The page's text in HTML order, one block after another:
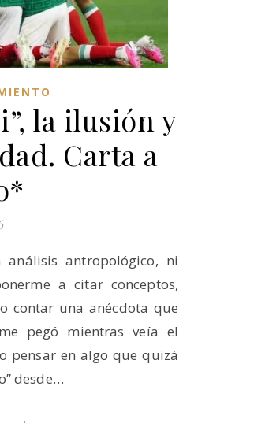
la ilusión y
Carta a
antropológico, ni
a citar conceptos,
contar una anécdota que
pegó mientras veía el
pensar en algo que quizá
desde…